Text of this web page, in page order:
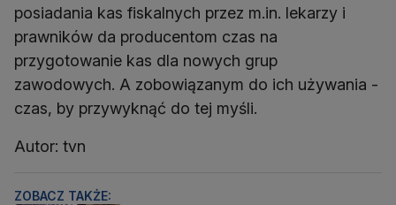
posiadania kas fiskalnych przez m.in. lekarzy i
prawników da producentom czas na
przygotowanie kas dla nowych grup
zawodowych. A zobowiązanym do ich używania -
czas, by przywyknąć do tej myśli.
Autor: tvn
ZOBACZ TAKŻE: